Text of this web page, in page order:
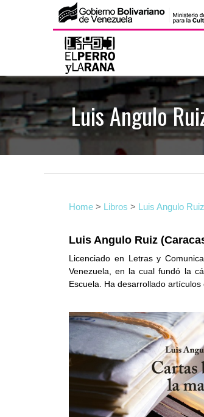
p
o
c
Luis Angulo
Home > Libros > Luis Angulo Ruiz
Luis Angulo Ruiz
Licenciado en Letras y
Venezuela, en la cual fundó la
Escuela. Ha desarrollado